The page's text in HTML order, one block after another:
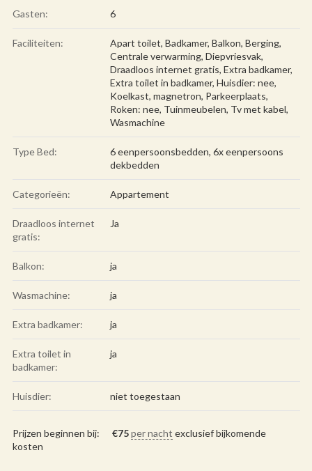
Gasten: 6
Faciliteiten: Apart toilet, Badkamer, Balkon, Berging,
Centrale verwarming, Diepvriesvak,
Draadloos internet gratis, Extra badkamer,
Extra toilet in badkamer, Huisdier: nee,
Koelkast, magnetron, Parkeerplaats,
Roken: nee, Tuinmeubelen, Tv met kabel,
Wasmachine
Type Bed:
6 eenpersoonsbedden, 6x eenpersoons
dekbedden
Categorieën: Appartement
Draadloos internet
gratis:
Ja
Balkon: ja
Wasmachine: ja
Extra badkamer: ja
Extra toilet in
badkamer:
ja
Huisdier: niet toegestaan
Prijzen beginnen bij: €75 per nacht exclusief bijkomende
kosten